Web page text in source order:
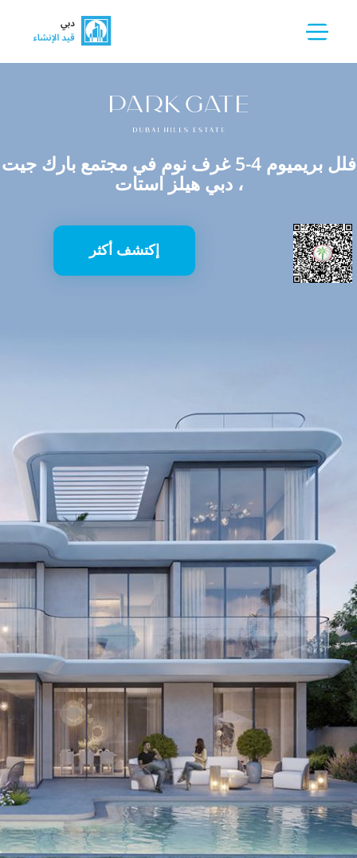
فلل بريميوم 4-5 غرف نوم في مجتمع بارك جيت
، دبي هيلز استات
إكتشف أكثر